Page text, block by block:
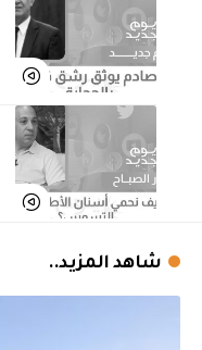
شاهد المزيد..